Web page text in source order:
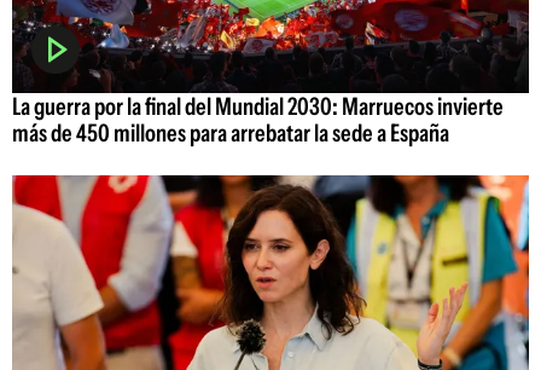
La guerra por la final del Mundial 2030: Marruecos invierte
más de 450 millones para arrebatar la sede a España